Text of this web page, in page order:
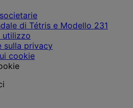
di Tétris e Modello 231
utilizzo
sulla privacy
cookie